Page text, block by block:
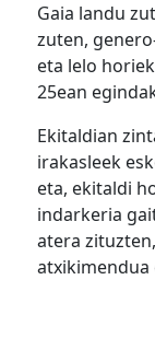
Gaia landu
zuten,
eta lelo
25ean
Ekitaldian
irakasleek
eta, ekitaldi
indarkeria
atera
atxikimendua